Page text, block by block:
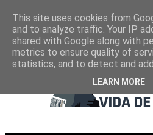
This site uses cookies from
and to analyze traffic. Your IP
shared with Google along with
metrics to ensure quality of
statistics, and to detect and
LEARN MORE